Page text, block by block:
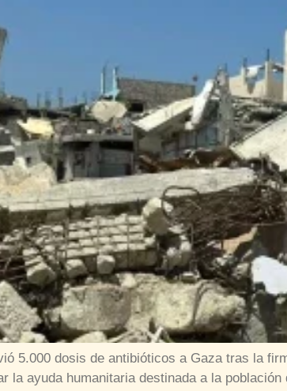
5.000 dosis de antibióticos a Gaza tras la
la ayuda humanitaria destinada a la